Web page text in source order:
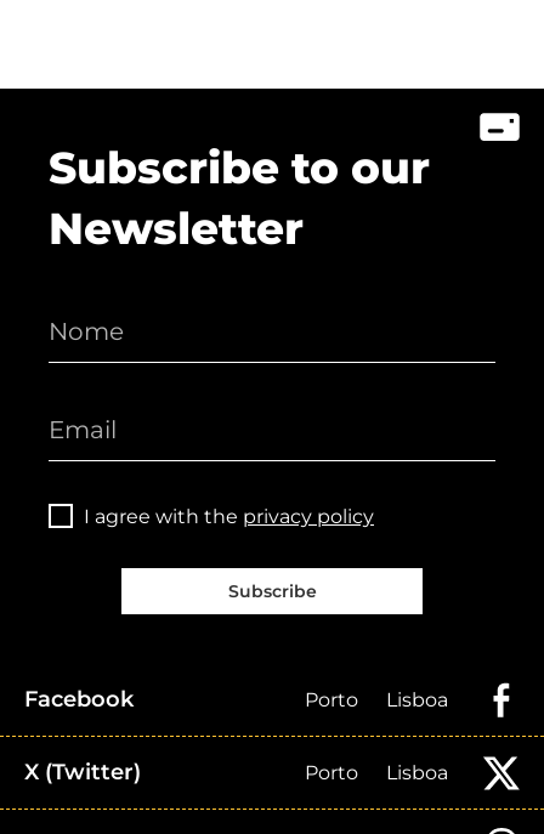
Subscribe to our
Newsletter
I agree with the privacy policy
Subscribe
Facebook Porto Lisboa
X (Twitter) Porto Lisboa